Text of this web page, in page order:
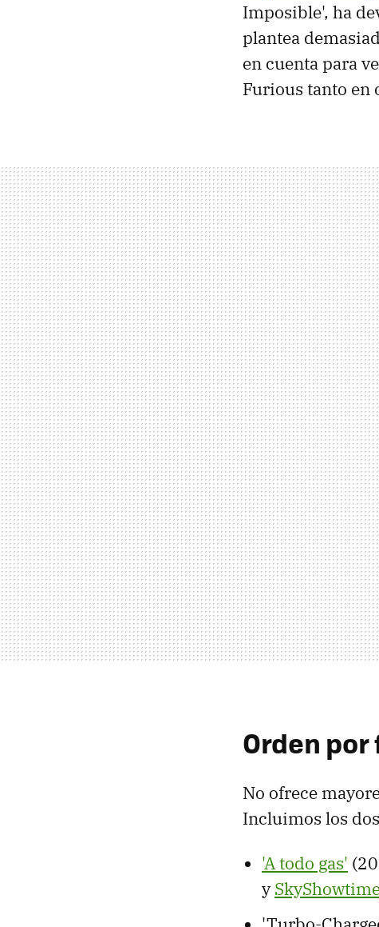
Imposible', ha
plantea
en cuenta para
Furious tanto en
Orden
No ofrece
Incluimos los
'A todo gas'
y